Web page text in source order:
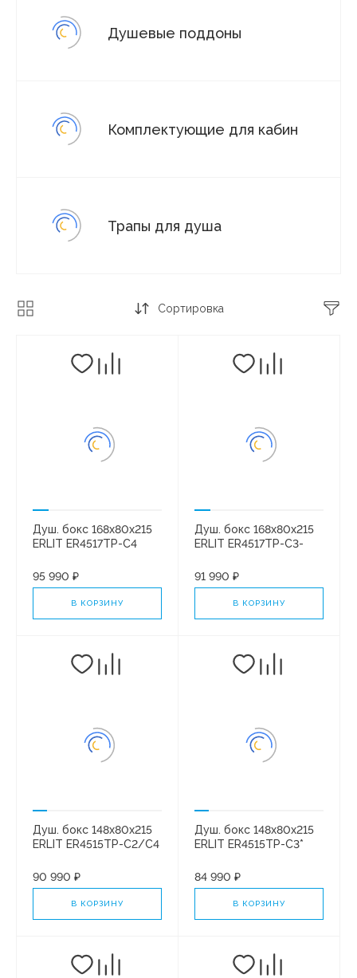
Душевые поддоны
Комплектующие для кабин
Трапы для душа
Сортировка
Душ. бокс 168x80x215
ERLIT ER4517TP-C4
Тонированное стекло
95 990 ₽
В КОРЗИНУ
Душ. бокс 168x80x215
ERLIT ER4517TP-C3-
91 990 ₽
В КОРЗИНУ
Душ. бокс 148x80x215
ERLIT ER4515TP-C2/C4
Черная/тониров.
90 990 ₽
В КОРЗИНУ
Душ. бокс 148x80x215
ERLIT ER4515TP-C3*
84 990 ₽
В КОРЗИНУ